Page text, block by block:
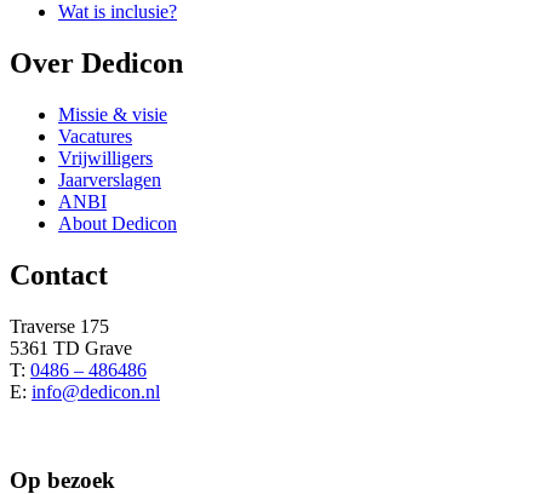
Wat is inclusie?
Over Dedicon
Missie & visie
Vacatures
Vrijwilligers
Jaarverslagen
ANBI
About Dedicon
Contact
Traverse 175
5361 TD Grave
T: 0486 – 486486
E: info@dedicon.nl
Op bezoek